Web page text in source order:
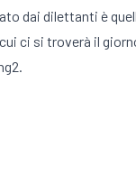
dai dilettanti è
ci si troverà il